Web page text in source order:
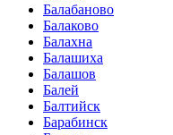
Балабаново
Балаково
Балахна
Балашиха
Балашов
Балей
Балтийск
Барабинск